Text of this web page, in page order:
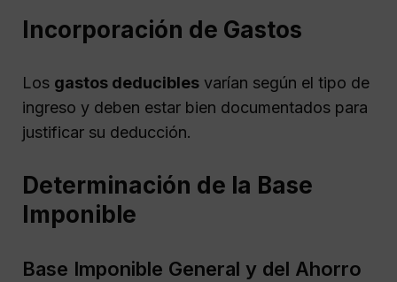
Incorporación de Gastos
Los gastos deducibles varían según el tipo de
ingreso y deben estar bien documentados para
justificar su deducción.
Determinación de la Base
Imponible
Base Imponible General y del Ahorro